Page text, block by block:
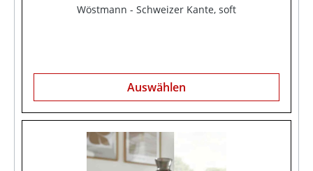
Wöstmann - Schweizer Kante, soft
Auswählen